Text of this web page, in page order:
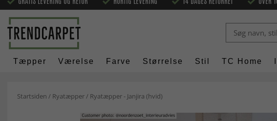
Tæpper Værelse Farve Størrelse Stil TC Home
Startsiden / Ryatæpper/ Ryatæpper - Janjira (hvid)